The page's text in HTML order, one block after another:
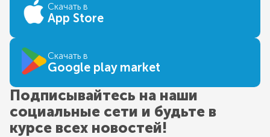
Скачать в
App Store
Скачать в
Google play market
Подписывайтесь на наши
социальные сети и будьте в
курсе всех новостей!